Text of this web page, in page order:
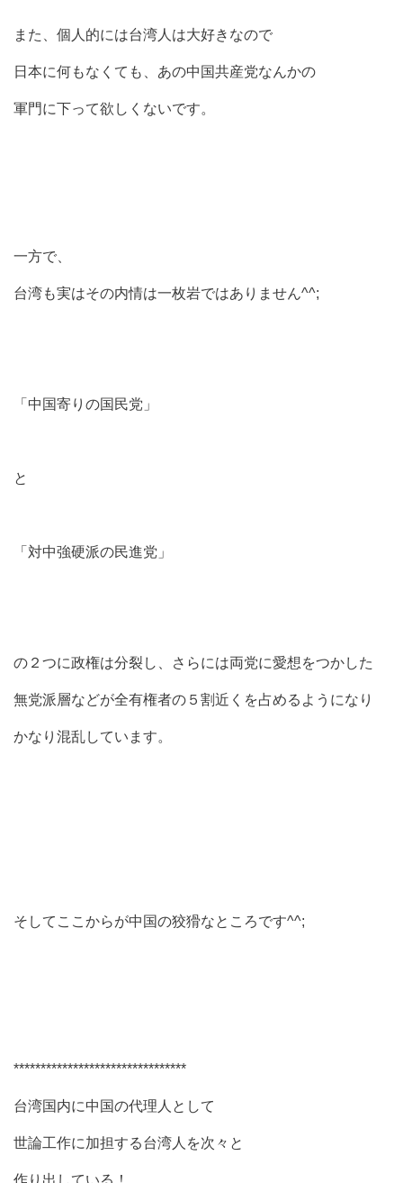
また、個人的には台湾人は大好きなので
日本に何もなくても、あの中国共産党なんかの
軍門に下って欲しくないです。
一方で、
台湾も実はその内情は一枚岩ではありません^^;
「中国寄りの国民党」
と
「対中強硬派の民進党」
の２つに政権は分裂し、さらには両党に愛想をつかした
無党派層などが全有権者の５割近くを占めるようになり
かなり混乱しています。
そしてここからが中国の狡猾なところです^^;
********************************
台湾国内に中国の代理人として
世論工作に加担する台湾人を次々と
作り出している！